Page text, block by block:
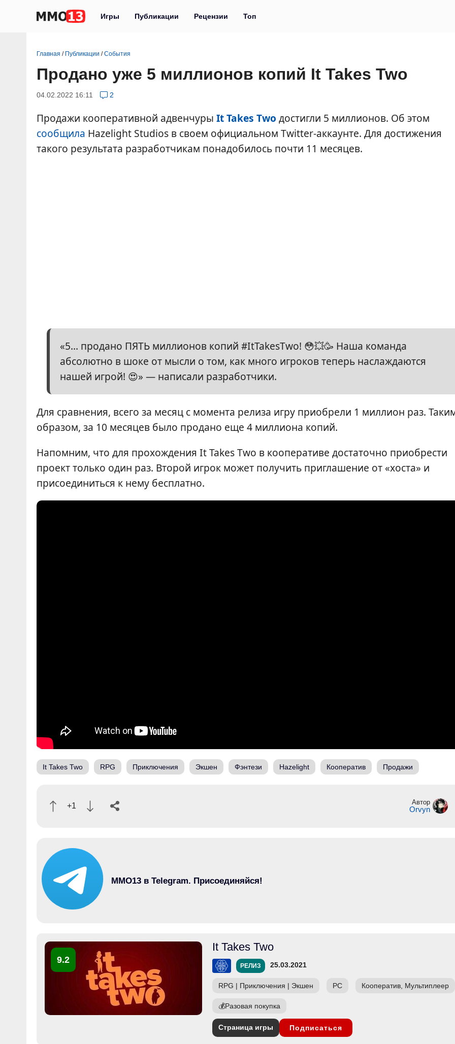
Игры Публикации Рецензии Топ
Главная / Публикации /События
Продано уже 5 миллионов копий It Takes Two
04.02.2022 16:11 2
Продажи кооперативной адвенчуры It Takes Two достигли 5 миллионов. Об этом
сообщила Hazelight Studios в своем официальном Twitter-аккаунте. Для достижения
такого результата разработчикам понадобилось почти 11 месяцев.
«5… продано ПЯТЬ миллионов копий #ItTakesTwo! 😳💥🥳 Наша команда
абсолютно в шоке от мысли о том, как много игроков теперь наслаждаются
нашей игрой! 😍» — написали разработчики.
Для сравнения, всего за месяц с момента релиза игру приобрели 1 миллион раз.
образом, за 10 месяцев было продано еще 4 миллиона копий.
Напомним, что для прохождения It Takes Two в кооперативе достаточно приобрести
проект только один раз. Второй игрок может получить приглашение от «хоста» и
присоединиться к нему бесплатно.
It Takes Two RPG Приключения Экшен Фэнтези Hazelight Кооператив Продажи
+1 Автор
Orvyn
MMO13 в Telegram. Присоединяйся!
9.2
It Takes Two
РЕЛИЗ 25.03.2021
RPG | Приключения | Экшен PC Кооператив, Мультиплеер
💰Разовая покупка
Страница игры Подписаться